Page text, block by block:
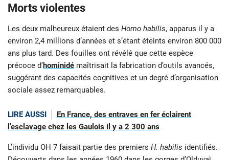
Morts violentes
Les deux malheureux étaient des Homo habilis, apparus il y a
environ 2,4 millions d’années et s’étant éteints environ 800 000
ans plus tard. Des fouilles ont révélé que cette espèce
précoce d’hominidé maîtrisait la fabrication d’outils avancés,
suggérant des capacités cognitives et un degré d’organisation
sociale assez remarquables.
LIRE AUSSI
En France, des entraves en fer éclairent
l’esclavage chez les Gaulois il y a 2 300 ans
L’individu OH 7 faisait partie des premiers H. habilis identifiés.